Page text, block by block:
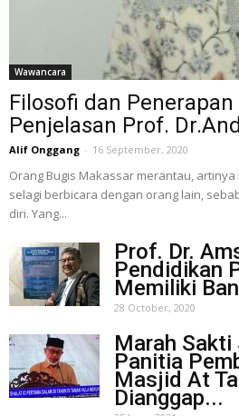
Wawancara
Filosofi dan
Penjelasan Prof.
Alif Onggang - 16 September, 2020
Orang Bugis Makassar merantau,
selagi berbicara dengan orang lain,
diri. Yang...
Prof. Dr.
Pendidikan
Memiliki
28 October, 2020
Marah Sakti
Panitia
Masjid At
Dianggap...